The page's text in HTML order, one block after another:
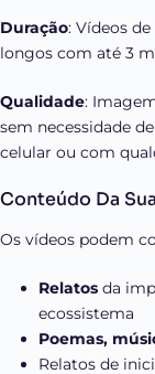
Duração: Vídeos
longos com até 3
Qualidade:
sem necessidade
celular ou com
Conteúdo Da
Os vídeos podem
Relatos da
ecossistema
Poemas,
Relatos de